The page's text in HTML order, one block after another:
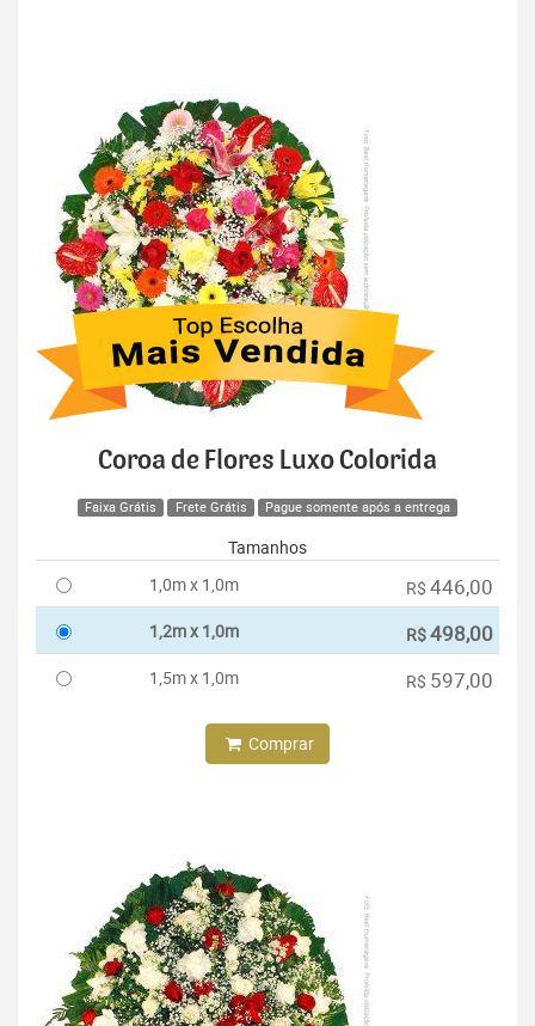
Coroa de Flores Luxo Colorida
Faixa Grátis Frete Grátis Pague somente após a entrega
Tamanhos
1,0m x 1,0m
R$ 446,00
1,2m x 1,0m R$498,00
1,5m x 1,0m R$ 597,00
Comprar